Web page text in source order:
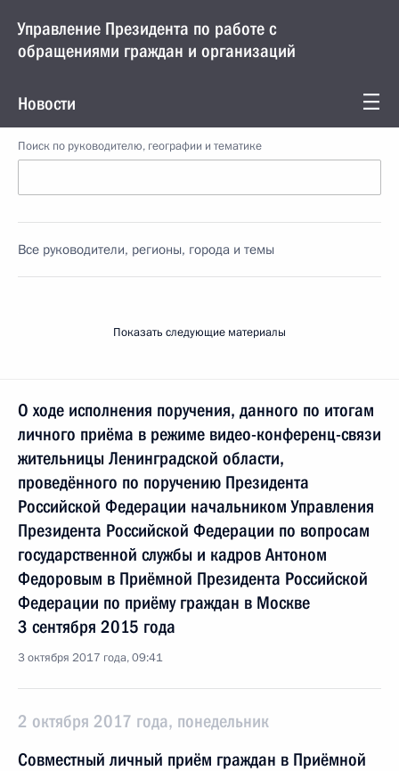
Управление Президента по работе с
обращениями граждан и организаций
Новости
Поиск по руководителю, географии и тематике
Все руководители, регионы, города и темы
Показать следующие материалы
О ходе исполнения поручения, данного по итогам
личного приёма в режиме видео-конференц-связи
жительницы Ленинградской области,
проведённого по поручению Президента
Российской Федерации начальником Управления
Президента Российской Федерации по вопросам
государственной службы и кадров Антоном
Федоровым в Приёмной Президента Российской
Федерации по приёму граждан в Москве
3 сентября 2015 года
3 октября 2017 года, 09:41
2 октября 2017 года, понедельник
Совместный личный приём граждан в Приёмной